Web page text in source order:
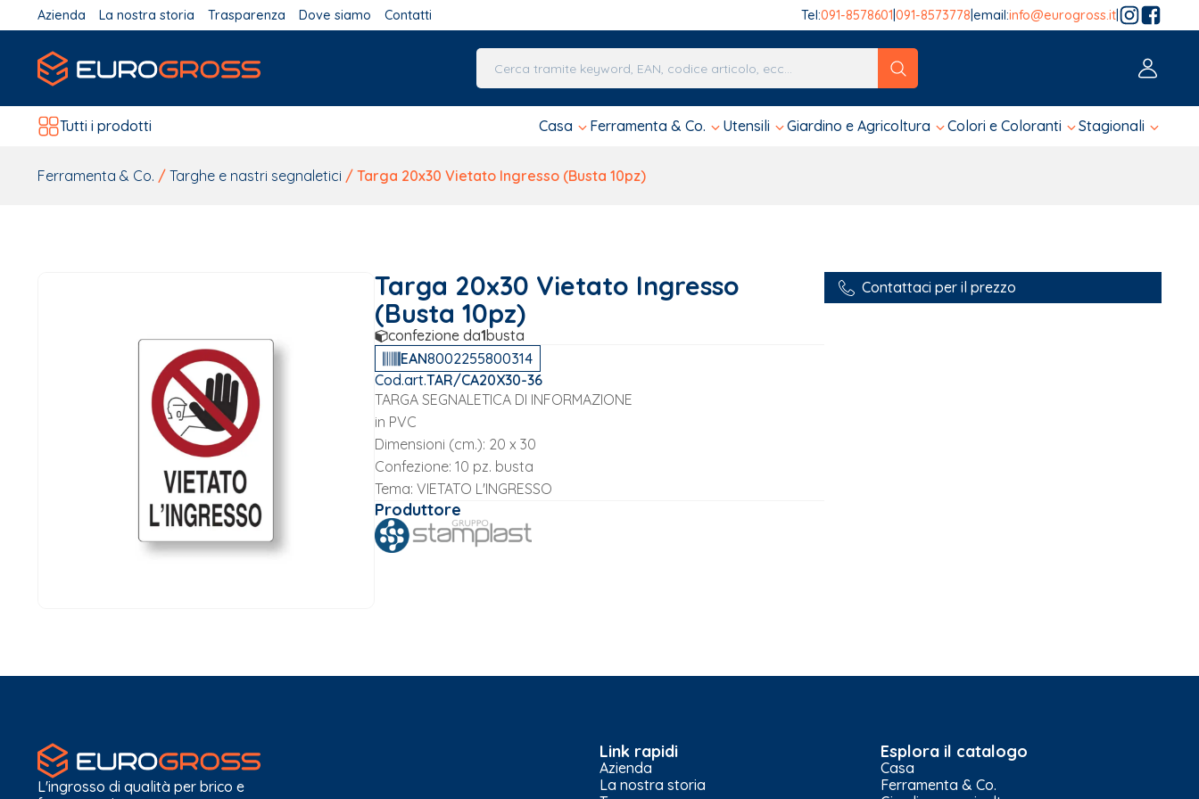
Azienda La nostra storia Trasparenza Dove siamo Contatti Tel:091-8578601 091-8573778 email:info@eurogross.it
Tutti i prodotti
Casa Ferramenta & Co. Utensili Giardino e Agricoltura Colori e Coloranti Stagionali
Ferramenta & Co. / Targhe e nastri segnaletici / Targa 20x30 Vietato Ingresso (Busta 10pz)
Targa 20x30 Vietato Ingresso
(Busta 10pz)
confezione da1busta
EAN8002255800314
Cod.art.TAR/CA20X30-36
TARGA SEGNALETICA DI INFORMAZIONE
in PVC
Dimensioni (cm.): 20 x 30
Confezione: 10 pz. busta
Tema: VIETATO L'INGRESSO
Produttore
Contattaci per il prezzo
L'ingrosso di qualità per brico e
Link rapidi
Azienda
La nostra storia
Esplora il catalogo
Casa
Ferramenta & Co.